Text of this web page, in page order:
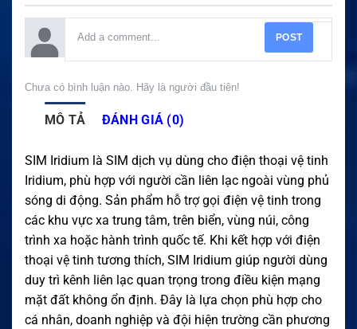
POST
Chưa có bình luận nào. Hãy là người đầu tiên!
MÔ TẢ ĐÁNH GIÁ (0)
SIM Iridium là SIM dịch vụ dùng cho điện thoại vệ tinh
Iridium, phù hợp với người cần liên lạc ngoài vùng phủ
sóng di động. Sản phẩm hỗ trợ gọi điện vệ tinh trong
các khu vực xa trung tâm, trên biển, vùng núi, công
trình xa hoặc hành trình quốc tế. Khi kết hợp với điện
thoại vệ tinh tương thích, SIM Iridium giúp người dùng
duy trì kênh liên lạc quan trọng trong điều kiện mạng
mặt đất không ổn định. Đây là lựa chọn phù hợp cho
cá nhân, doanh nghiệp và đội hiện trường cần phương